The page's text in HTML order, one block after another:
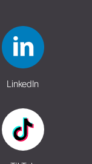
LinkedIn